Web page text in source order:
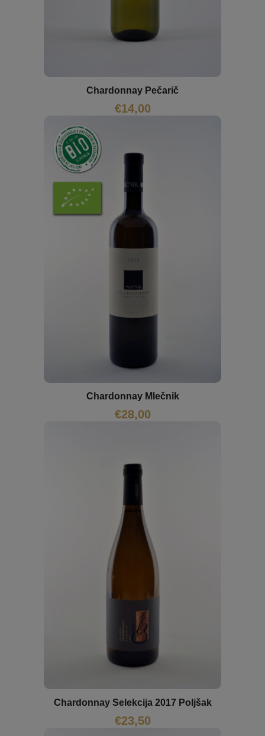
Chardonnay Pečarič
€14,00
Chardonnay Mlečnik
€28,00
Chardonnay Selekcija 2017 Poljšak
€23,50